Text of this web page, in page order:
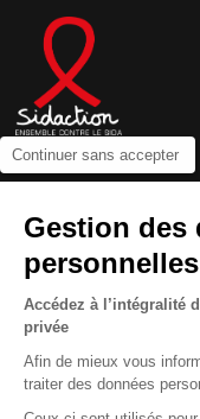
Continuer sans accepter
Gestion des
personnelles
Accédez à l’intégralité
privée
Afin de mieux vous
traiter des données
Newsletter
Nous suivre sur les